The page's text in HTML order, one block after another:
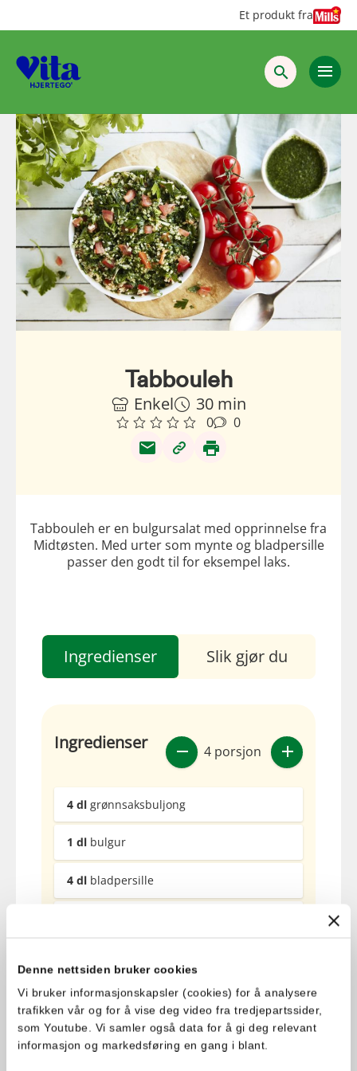
Denne nettsiden bruker cookies
Vi bruker informasjonskapsler (cookies) for å analysere
trafikken vår og for å vise deg video fra tredjepartssider,
som Youtube. Vi samler også data for å gi deg relevant
informasjon og markedsføring en gang i blant.
Et produkt fra
Tabbouleh
Enkel 30 min
0 0
Tabbouleh er en bulgursalat med opprinnelse fra
Midtøsten. Med urter som mynte og bladpersille
passer den godt til for eksempel laks.
Ingredienser Slik gjør du
Ingredienser 4 porsjon
4 dl grønnsaksbuljong
1 dl bulgur
4 dl bladpersille
2stkvårløk
2sssitronsaft